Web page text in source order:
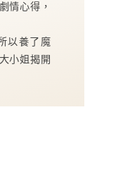
情心得，
以養了魔
小姐揭開